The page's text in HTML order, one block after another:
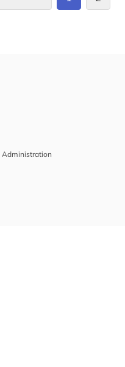
Administration